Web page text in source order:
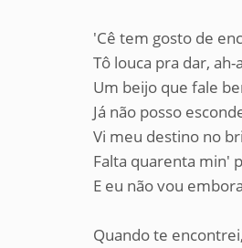
'Cê tem gosto de
Tô louca pra dar, ah-
Um beijo que fale
Já não posso
Vi meu destino no
Falta quarenta min'
E eu não vou
Quando te